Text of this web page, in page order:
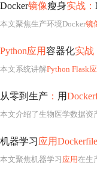
Docker镜像瘦身实战：
本文聚焦生产环境Docker镜
Python应用容器化实战
本文系统讲解Python Flask
从零到生产 ： 用
机器学习应用Dockerfile
本文聚焦机器学习 应用在生